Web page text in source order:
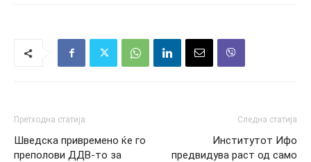
Претходна статија
Шведска привремено ќе го
преполови ДДВ-то за
Следна статија
Институтот Ифо
предвидува раст од само